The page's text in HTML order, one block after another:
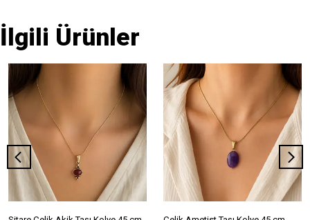
İlgili Ürünler